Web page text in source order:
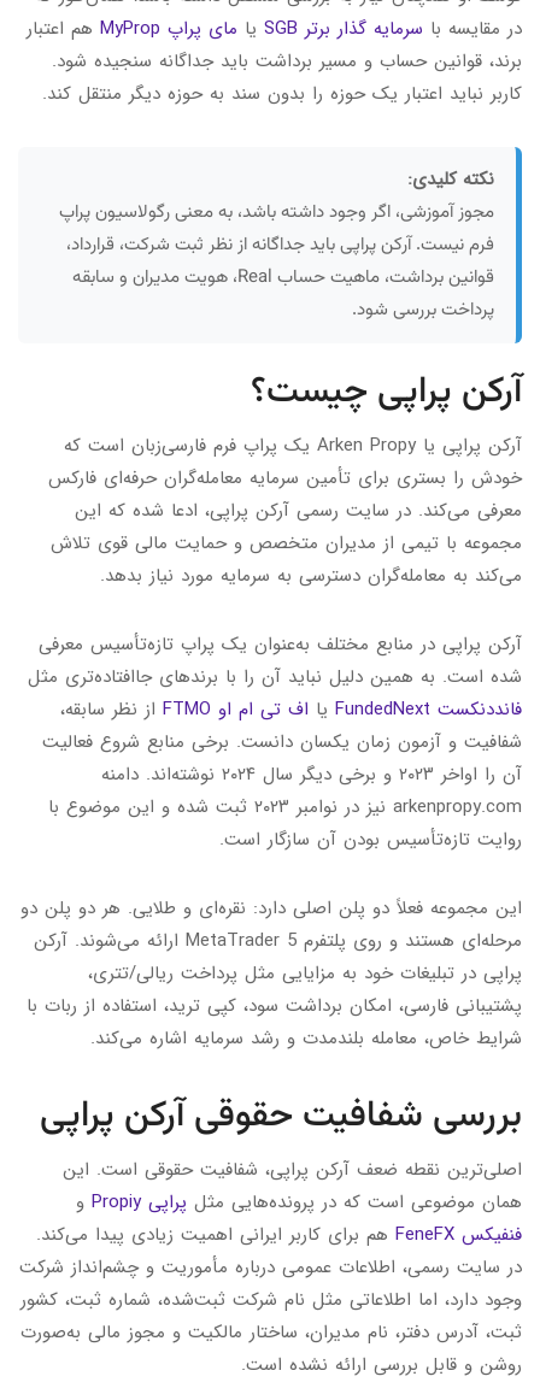
در مقایسه با سرمایه گذار برتر SGB یا مای پراپ MyProp
هم اعتبار
برند، قوانین حساب و مسیر برداشت باید جداگانه سنجیده شود.
کاربر نباید اعتبار یک حوزه را بدون سند به حوزه دیگر منتقل کند.
نکته کلیدی:
مجوز آموزشی، اگر وجود داشته باشد، به معنی رگولاسیون پراپ
فرم نیست. آرکن پراپی باید جداگانه از نظر ثبت شرکت، قرارداد،
قوانین برداشت، ماهیت حساب Real، هویت مدیران و سابقه
پرداخت بررسی شود.
آرکن پراپی چیست؟
آرکن پراپی یا Arken Propy یک پراپ فرم فارسی‌زبان است که
خودش را بستری برای تأمین سرمایه معامله‌گران حرفه‌ای فارکس
معرفی می‌کند. در سایت رسمی آرکن پراپی، ادعا شده که این
مجموعه با تیمی از مدیران متخصص و حمایت مالی قوی تلاش
می‌کند به معامله‌گران دسترسی به سرمایه مورد نیاز بدهد.
آرکن پراپی در منابع مختلف به‌عنوان یک پراپ تازه‌تأسیس معرفی
شده است. به همین دلیل نباید آن را با برندهای جاافتاده‌تری مثل
فانددنکست FundedNext
یا اف تی ام او FTMO
از نظر سابقه،
شفافیت و آزمون زمان یکسان دانست. برخی منابع شروع فعالیت
آن را اواخر ۲۰۲۳ و برخی دیگر سال ۲۰۲۴ نوشته‌اند. دامنه
arkenpropy.com نیز در نوامبر ۲۰۲۳ ثبت شده و این موضوع با
روایت تازه‌تأسیس بودن آن سازگار است.
این مجموعه فعلاً دو پلن اصلی دارد: نقره‌ای و طلایی. هر دو پلن دو
مرحله‌ای هستند و روی پلتفرم MetaTrader 5 ارائه می‌شوند. آرکن
پراپی در تبلیغات خود به مزایایی مثل پرداخت ریالی/تتری،
پشتیبانی فارسی، امکان برداشت سود، کپی ترید، استفاده از ربات با
شرایط خاص، معامله بلندمدت و رشد سرمایه اشاره می‌کند.
بررسی شفافیت حقوقی آرکن پراپی
اصلی‌ترین نقطه ضعف آرکن پراپی، شفافیت حقوقی است. این
همان موضوعی است که در پرونده‌هایی مثل پراپی Propiy
و
فنفیکس FeneFX
هم برای کاربر ایرانی اهمیت زیادی پیدا می‌کند.
در سایت رسمی، اطلاعات عمومی درباره مأموریت و چشم‌انداز شرکت
وجود دارد، اما اطلاعاتی مثل نام شرکت ثبت‌شده، شماره ثبت، کشور
ثبت، آدرس دفتر، نام مدیران، ساختار مالکیت و مجوز مالی به‌صورت
روشن و قابل بررسی ارائه نشده است.